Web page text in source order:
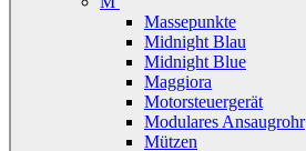
Massepunkte
Midnight Blau
Midnight Blue
Maggiora
Motorsteuergerät
Modulares Ansaugrohr
Mützen